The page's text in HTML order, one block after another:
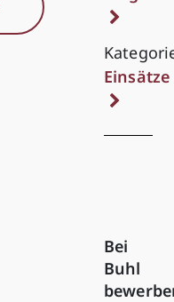
Einsätze
Bei
Buhl